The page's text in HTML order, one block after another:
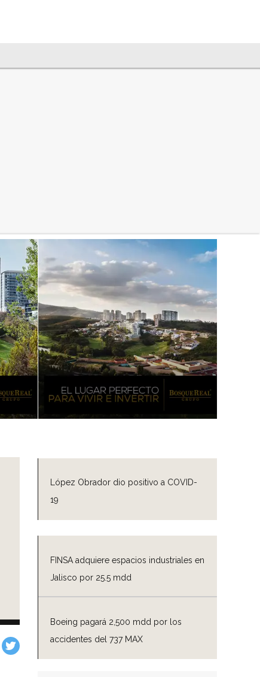
López Obrador dio positivo a COVID-
19
FINSA adquiere espacios industriales en
Jalisco por 25.5 mdd
Boeing pagará 2,500 mdd por los
accidentes del 737 MAX